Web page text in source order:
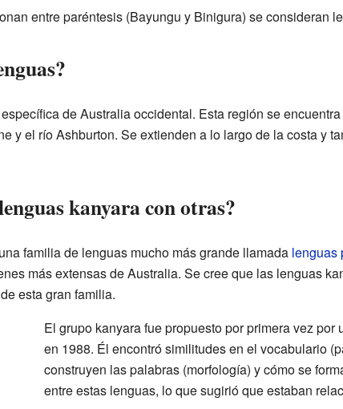
entre paréntesis (Bayungu y Binigura) se consideran
de Australia occidental. Esta región se
y el río Ashburton. Se extienden a lo largo de la costa y
kanyara con otras?
familia de lenguas mucho más grande llamada lenguas
más extensas de Australia. Se cree que las lenguas
esta gran familia.
El grupo kanyara fue propuesto por primera vez por
en 1988. Él encontró similitudes en el vocabulario
construyen las palabras (morfología) y cómo se
entre estas lenguas, lo que sugirió que estaban